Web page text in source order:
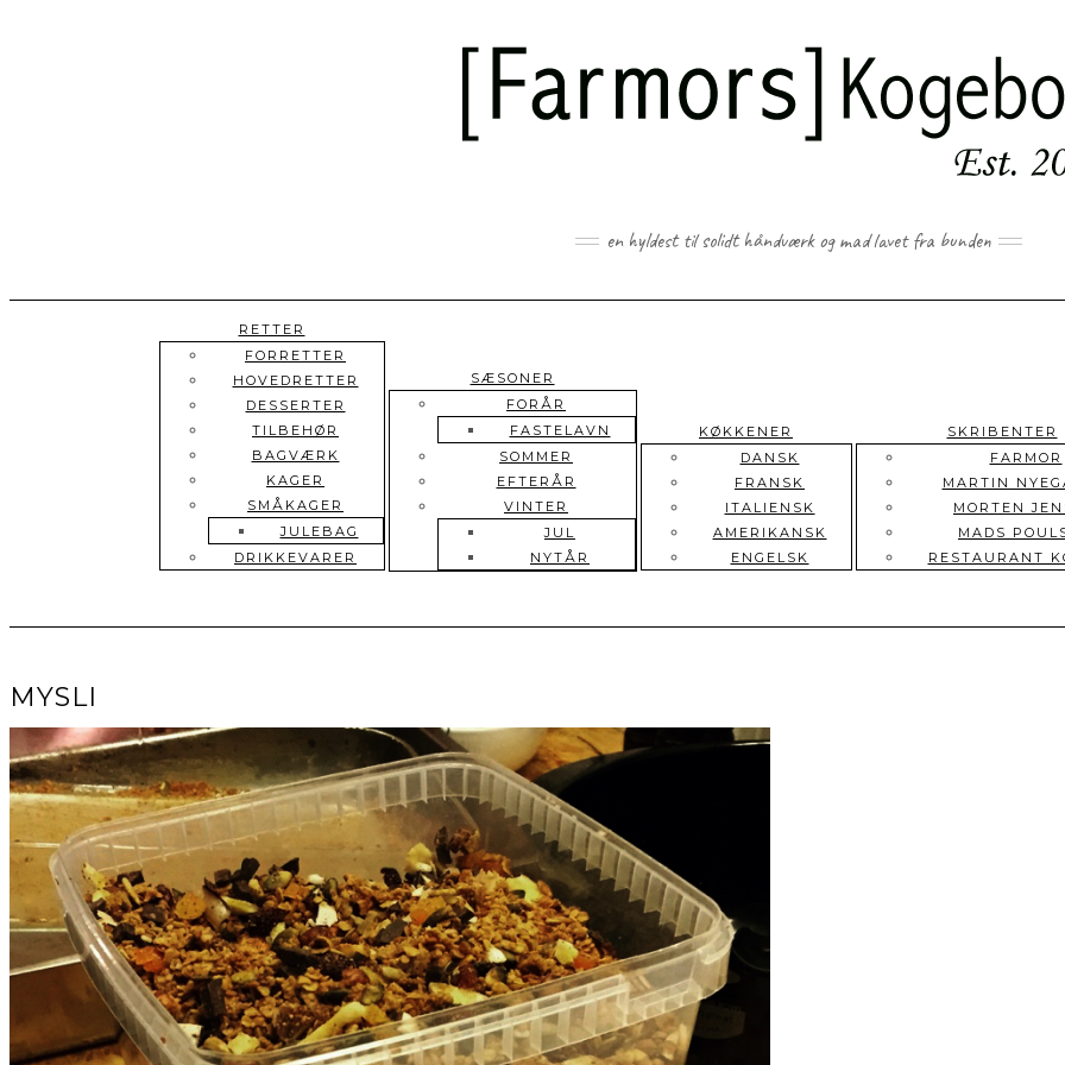
en hyldest til solidt håndværk og mad lavet fra bunden
RETTER
FORRETTER
HOVEDRETTER
DESSERTER
TILBEHØR
BAGVÆRK
KAGER
SMÅKAGER
JULEBAG
DRIKKEVARER
SÆSONER
FORÅR
FASTELAVN
SOMMER
EFTERÅR
VINTER
JUL
NYTÅR
KØKKENER
DANSK
FRANSK
ITALIENSK
AMERIKANSK
ENGELSK
SKRIBENTER
FARMOR
MARTIN
MORTEN
MADS
RESTAURANT
MYSLI